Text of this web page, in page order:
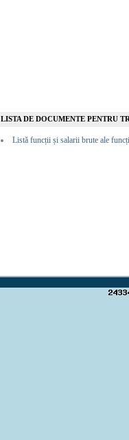
LISTA DE DOCUMENTE PENTRU
Listă funcții și salarii brute ale